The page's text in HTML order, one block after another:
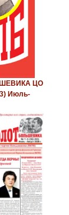
ЦО
Июль-